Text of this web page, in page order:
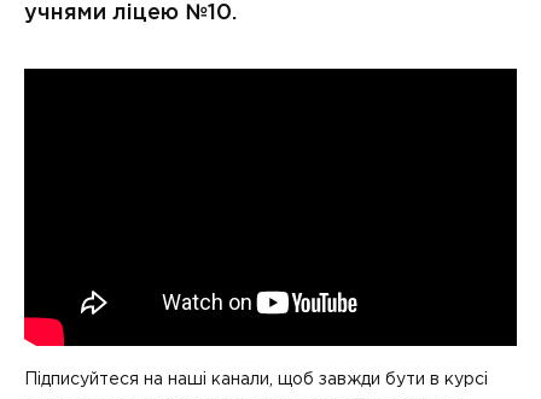
учнями ліцею №10.
Підписуйтеся на наші канали, щоб завжди бути в курсі